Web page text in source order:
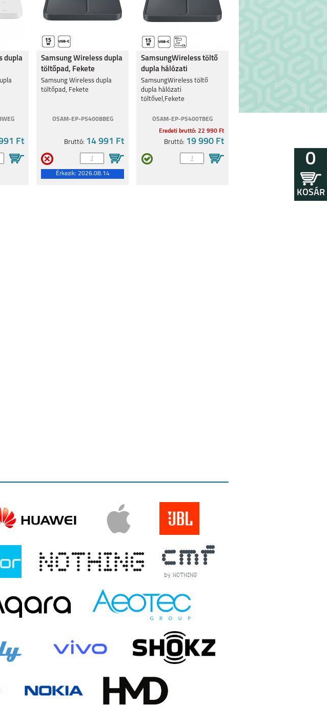
MOTOROLA MOTO
E13
dupla
Ft
Samsung Wireless dupla
töltőpad, Fekete
Samsung Wireless dupla
töltőpad, Fekete
OSAM-EP-P5400BBEG
Bruttó: 14 991 Ft
Érkezik: 2026.08.14
SamsungWireless töltő
dupla hálózati
töltővel,Feke
SamsungWireless töltő
dupla hálózati
töltővel,Fekete
OSAM-EP-P5400TBEG
Eredeti bruttó: 22 990 Ft
Bruttó: 19 990 Ft
0
KOSÁR